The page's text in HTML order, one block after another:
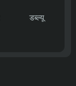
डब्ल्यू